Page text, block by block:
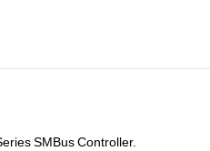
SMBus Controller.